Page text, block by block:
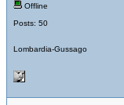
Offline
Posts: 50
Lombardia-Gussago